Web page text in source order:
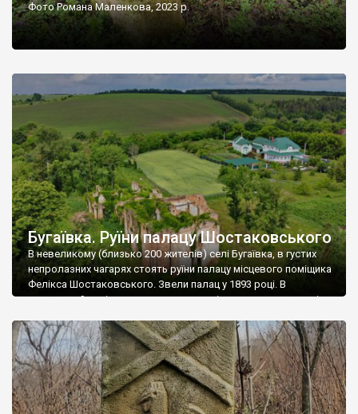
Фото Романа Маленкова, 2023 р.
Бугаївка. Руїни палацу Шостаковського
В невеликому (близько 200 жителів) селі Бугаївка, в густих
непролазних чагарях стоять руїни палацу місцевого поміщика
Фелікса Шостаковського. Звели палац у 1893 році. В
радянський період у ньому спочатку містилася школа, потім
століття тут розмістили туберкульозну лікарню. Коли із
палацу виїхала лікарня – ми точно не […]